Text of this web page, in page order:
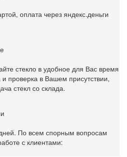
оплата через яндекс.деньги
стекло в удобное для Вас время
проверка в Вашем присутствии,
стекл со склада.
По всем спорным вопросам
с клиентами: